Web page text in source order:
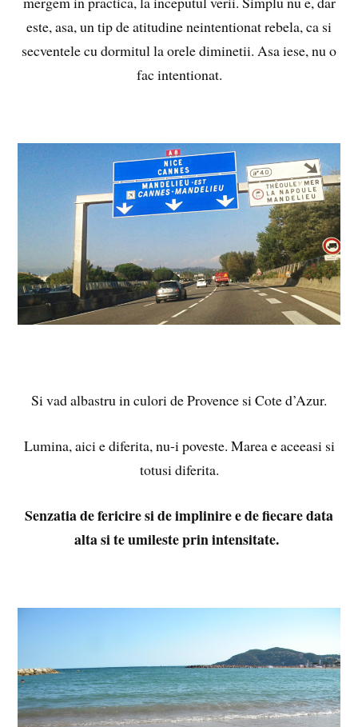
este, asa, un tip de atitudine neintentionat rebela, ca si
secventele cu dormitul la orele diminetii. Asa iese, nu o
fac intentionat.
Si vad albastru in culori de Provence si Cote d’Azur.
Lumina, aici e diferita, nu-i poveste. Marea e aceeasi si
totusi diferita.
Senzatia de fericire si de implinire e de fiecare data
alta si te umileste prin intensitate.